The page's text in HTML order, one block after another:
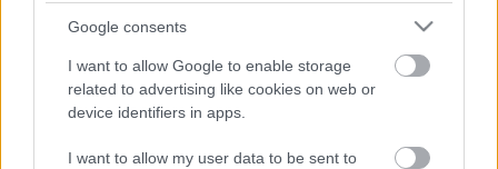
Google consents
I want to allow Google to enable storage
related to advertising like cookies on web or
device identifiers in apps.
I want to allow my user data to be sent to